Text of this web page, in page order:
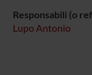
Responsabili (o
Lupo Antonio